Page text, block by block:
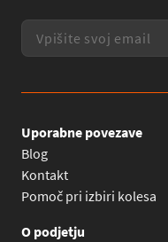
Uporabne povezave
Blog
Kontakt
Pomoč pri izbiri kolesa
O podjetju